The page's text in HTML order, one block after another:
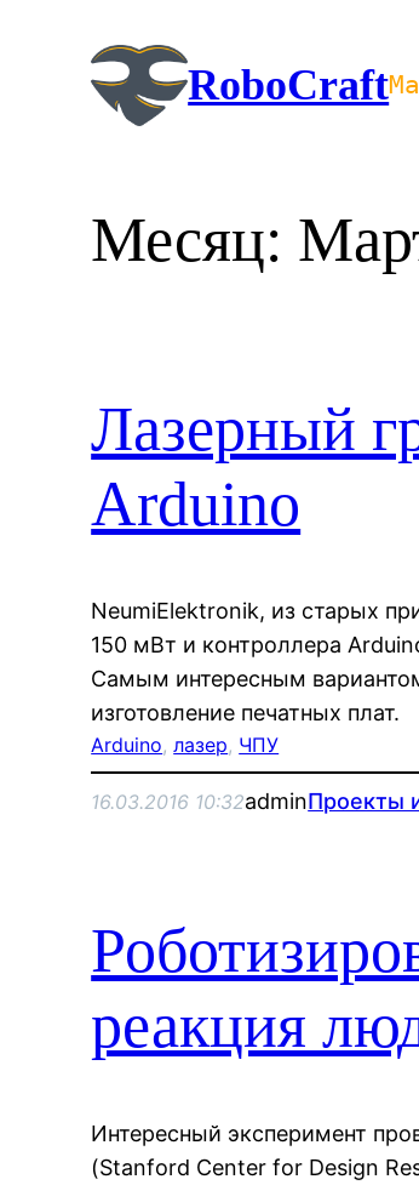
содержимому
RoboCraft
Месяц:
Лазерный
Arduino
NeumiElektronik, из старых
150 мВт и контроллера
Самым интересным
изготовление печатных плат.
Arduino, лазер, ЧПУ
16.03.2016 10:32adminПроекты
реакция
Интересный эксперимент
(Stanford Center for Design